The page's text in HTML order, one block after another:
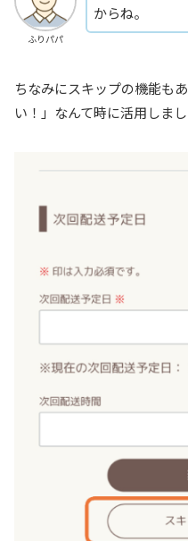
ふりパパ
からね。
ちなみにスキップの機能も
い！」なんて時に活用しまし